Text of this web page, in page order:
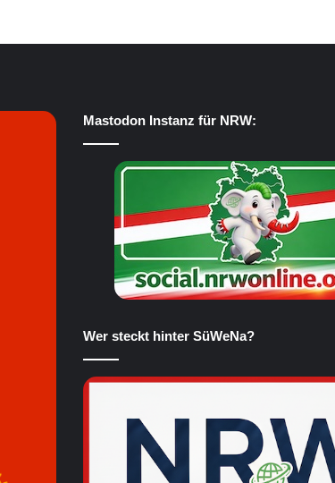
Mastodon Instanz für NRW:
Wer steckt hinter SüWeNa?